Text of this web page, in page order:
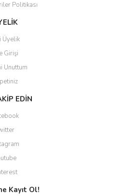
Politikası
Üyelik
Girişi
Unuttum
EDİN
Kayıt Ol!